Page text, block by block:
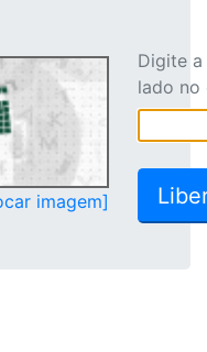
imagem]
Digite
lado no